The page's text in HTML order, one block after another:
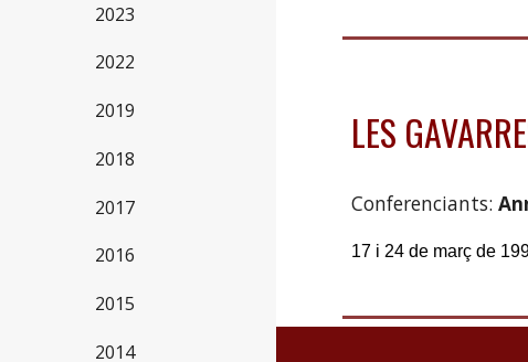
2023
2022
2019
2018
2017
2016
2015
2014
LES
Conferenciants:
17 i 24 de març de